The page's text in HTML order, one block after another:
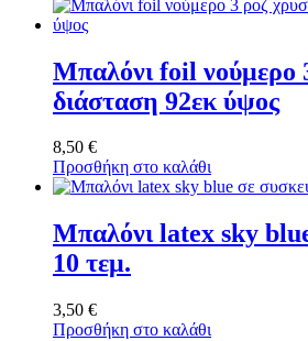
Μπαλόνι foil νούμερο
διάσταση 92εκ ύψος
8,50 €
Προσθήκη στο καλάθι
Μπαλόνι latex sky
10 τεμ.
3,50 €
Προσθήκη στο καλάθι